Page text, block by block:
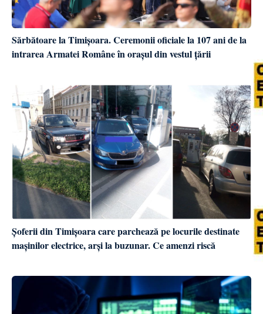
Sărbătoare la Timișoara. Ceremonii oficiale la 107 ani de la
intrarea Armatei Române în orașul din vestul țării
Șoferii din Timișoara care parchează pe locurile destinate
mașinilor electrice, arși la buzunar. Ce amenzi riscă